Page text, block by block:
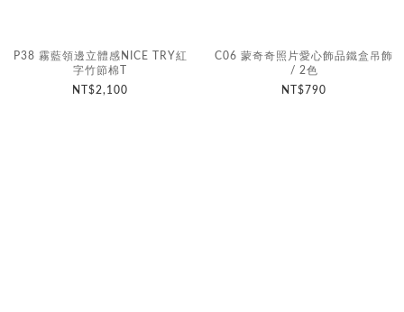
P38 霧藍領邊立體感NICE TRY紅
字竹節棉T
NT$2,100
C06 蒙奇奇照片愛心飾品鐵盒吊飾
/ 2色
NT$790